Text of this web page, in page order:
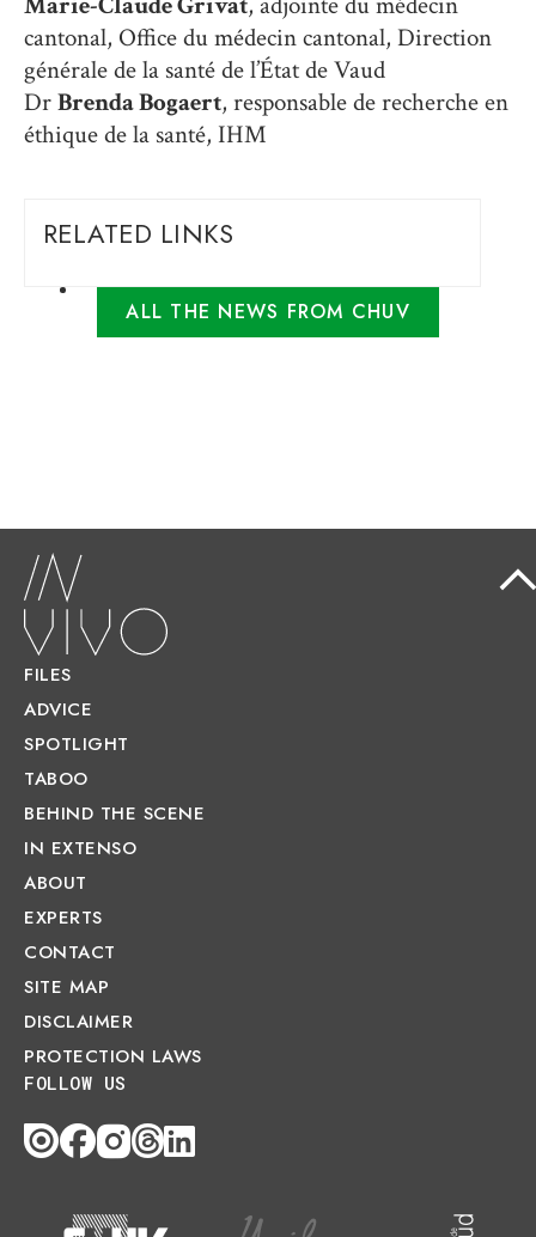
cantonal, Office du médecin cantonal, Direction
générale de la santé de l’État de Vaud
DrBrenda Bogaert, responsable de recherche en
éthique de la santé, IHM
RELATED LINKS
ALL THE NEWS FROM CHUV
FILES
ADVICE
SPOTLIGHT
TABOO
BEHIND THE SCENE
IN EXTENSO
ABOUT
EXPERTS
CONTACT
SITE MAP
DISCLAIMER
PROTECTION LAWS
FOLLOW US